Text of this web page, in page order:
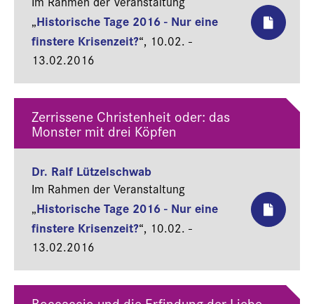
„Historische Tage 2016 - Nur eine
finstere Krisenzeit?“, 10.02. -
13.02.2016
Zerrissene Christenheit oder: das
Monster mit drei Köpfen
Dr. Ralf Lützelschwab
Im Rahmen der Veranstaltung
„Historische Tage 2016 - Nur eine
finstere Krisenzeit?“, 10.02. -
13.02.2016